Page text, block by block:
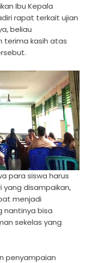
Ibu Kepala
rapat terkait ujian
beliau
terima kasih atas
para siswa harus
disampaikan,
menjadi
nantinya bisa
sekelas yang
penyampaian